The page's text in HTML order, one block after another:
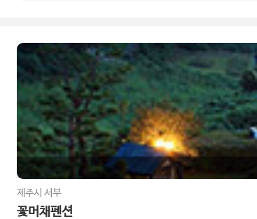
제주시 서부
꽃머채펜션